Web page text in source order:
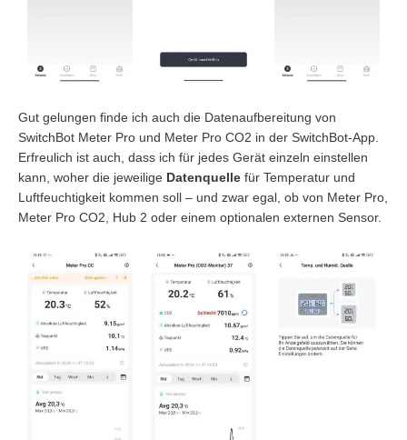
Gut gelungen finde ich auch die Datenaufbereitung von
SwitchBot Meter Pro und Meter Pro CO2 in der SwitchBot-App.
Erfreulich ist auch, dass ich für jedes Gerät einzeln einstellen
kann, woher die jeweilige Datenquelle für Temperatur und
Luftfeuchtigkeit kommen soll – und zwar egal, ob von Meter Pro,
Meter Pro CO2, Hub 2 oder einem optionalen externen Sensor.